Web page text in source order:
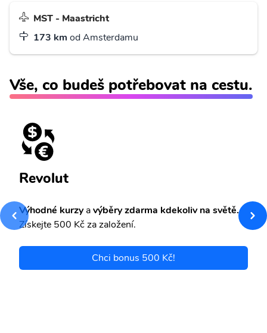
MST - Maastricht
173 km od Amsterdamu
Vše, co budeš potřebovat na cestu.
Revolut
Výhodné kurzyavýběry zdarma kdekoliv na světě.
Získejte 500 Kč za založení.
Chci bonus 500 Kč!